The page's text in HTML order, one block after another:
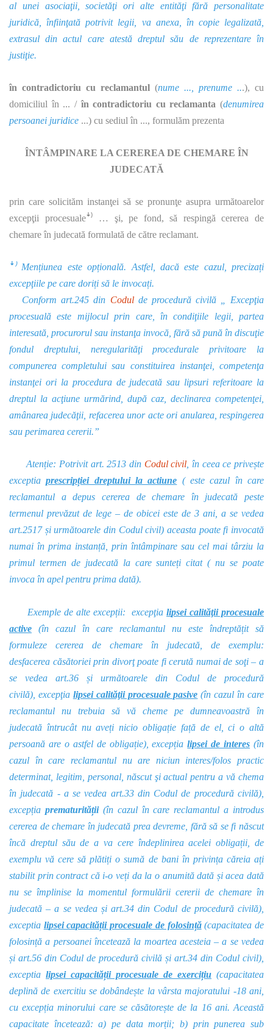
al unei asociaţii, societăţi ori alte entităţi fără personalitate
juridică, înfiinţată potrivit legii, va anexa, în copie legalizată,
extrasul din actul care atestă dreptul său de reprezentare în
justiţie.
în contradictoriu cu reclamantul (nume ..., prenume ...), cu
domiciliul în ... / în contradictoriu cu reclamanta (denumirea
persoanei juridice ...) cu sediul în ..., formulăm prezenta
ÎNTÂMPINARE LA CEREREA DE CHEMARE ÎN
JUDECATĂ
prin care solicităm instanţei să se pronunţe asupra următoarelor
excepţii procesualeꜜ⁾ … şi, pe fond, să respingă cererea de
chemare în judecată formulată de către reclamant.
ꜜ⁾ Mențiunea este opțională. Astfel, dacă este cazul, precizați
excepţiile pe care doriți să le invocați.
Conform art.245 din Codulde procedură civilă „ Excepţia
procesuală este mijlocul prin care, în condiţiile legii, partea
interesată, procurorul sau instanţa invocă, fără să pună în discuţie
fondul dreptului, neregularităţi procedurale privitoare la
compunerea completului sau constituirea instanţei, competenţa
instanţei ori la procedura de judecată sau lipsuri referitoare la
dreptul la acţiune urmărind, după caz, declinarea competenţei,
amânarea judecăţii, refacerea unor acte ori anularea, respingerea
sau perimarea cererii.”
Atenție: Potrivit art. 2513 din Codul civil , în ceea ce privește
exceptiaprescripției dreptului la actiune ( este cazul în care
reclamantul a depus cererea de chemare în judecată peste
termenul prevăzut de lege – de obicei este de 3 ani, a se vedea
art.2517 și următoarele din Codul civil) aceasta poate fi invocată
numai în prima instanță, prin întâmpinare sau cel mai târziu la
primul termen de judecată la care sunteți citat ( nu se poate
invoca în apel pentru prima dată).
Exemple de alte excepții: excepţia lipsei calităţii procesuale
active (în cazul în care reclamantul nu este îndreptățit să
formuleze cererea de chemare în judecată, de exemplu:
desfacerea căsătoriei prin divorţ poate fi cerută numai de soţi – a
se vedea art.36 și următoarele din Codul de procedură
civilă), excepţia lipsei calităţii procesuale pasive (în cazul în care
reclamantul nu trebuia să vă cheme pe dumneavoastră în
judecată întrucât nu aveți nicio obligație față de el, ci o altă
persoană are o astfel de obligație), excepțialipsei de interes (în
cazul în care reclamantul nu are niciun interes/folos practic
determinat, legitim, personal, născut şi actual pentru a vă chema
în judecată - a se vedea art.33 din Codul de procedură civilă),
excepția prematurității(în cazul în care reclamantul a introdus
cererea de chemare în judecată prea devreme, fără să se fi născut
încă dreptul său de a va cere îndeplinirea acelei obligații, de
exemplu vă cere să plătiți o sumă de bani în privința căreia ați
stabilit prin contract că i-o veți da la o anumită dată și acea dată
nu se împlinise la momentul formulării cererii de chemare în
judecată – a se vedea și art.34 din Codul de procedură civilă),
exceptia lipsei capacității procesuale de folosință(capacitatea de
folosință a persoanei încetează la moartea acesteia – a se vedea
și art.56 din Codul de procedură civilă și art.34 din Codul civil),
exceptia lipsei capacității procesuale de exercițiu (capacitatea
deplină de exercitiu se dobândește la vârsta majoratului -18 ani,
cu excepția minorului care se căsătorește de la 16 ani. Această
capacitate încetează: a) pe data morții; b) prin punerea sub